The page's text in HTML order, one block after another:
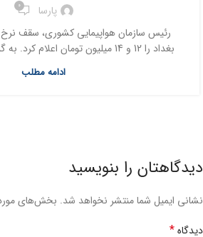
پارسا 0
رئیس سازمان هواپیمایی کشوری، سقف
بغداد را 12 و 14 میلیون تومان اعلام کرد. به گزارش روابط عمومی ...
ادامه مطلب
دیدگاهتان را بنویسید
نشانی ایمیل شما منتشر نخواهد شد. بخش‌های
دیدگاه*